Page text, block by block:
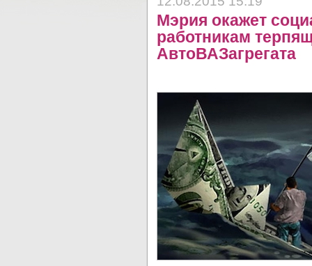
Мэрия окажет
работникам
АвтоВАЗагрегата